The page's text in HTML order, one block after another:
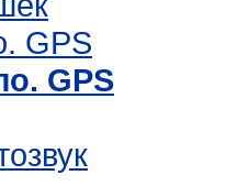
GPS
GPS